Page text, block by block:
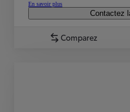
En savoir plus
Contactez
Comparez